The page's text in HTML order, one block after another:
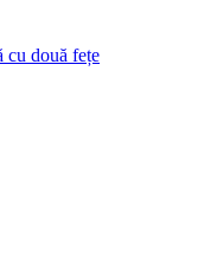
cu două fețe